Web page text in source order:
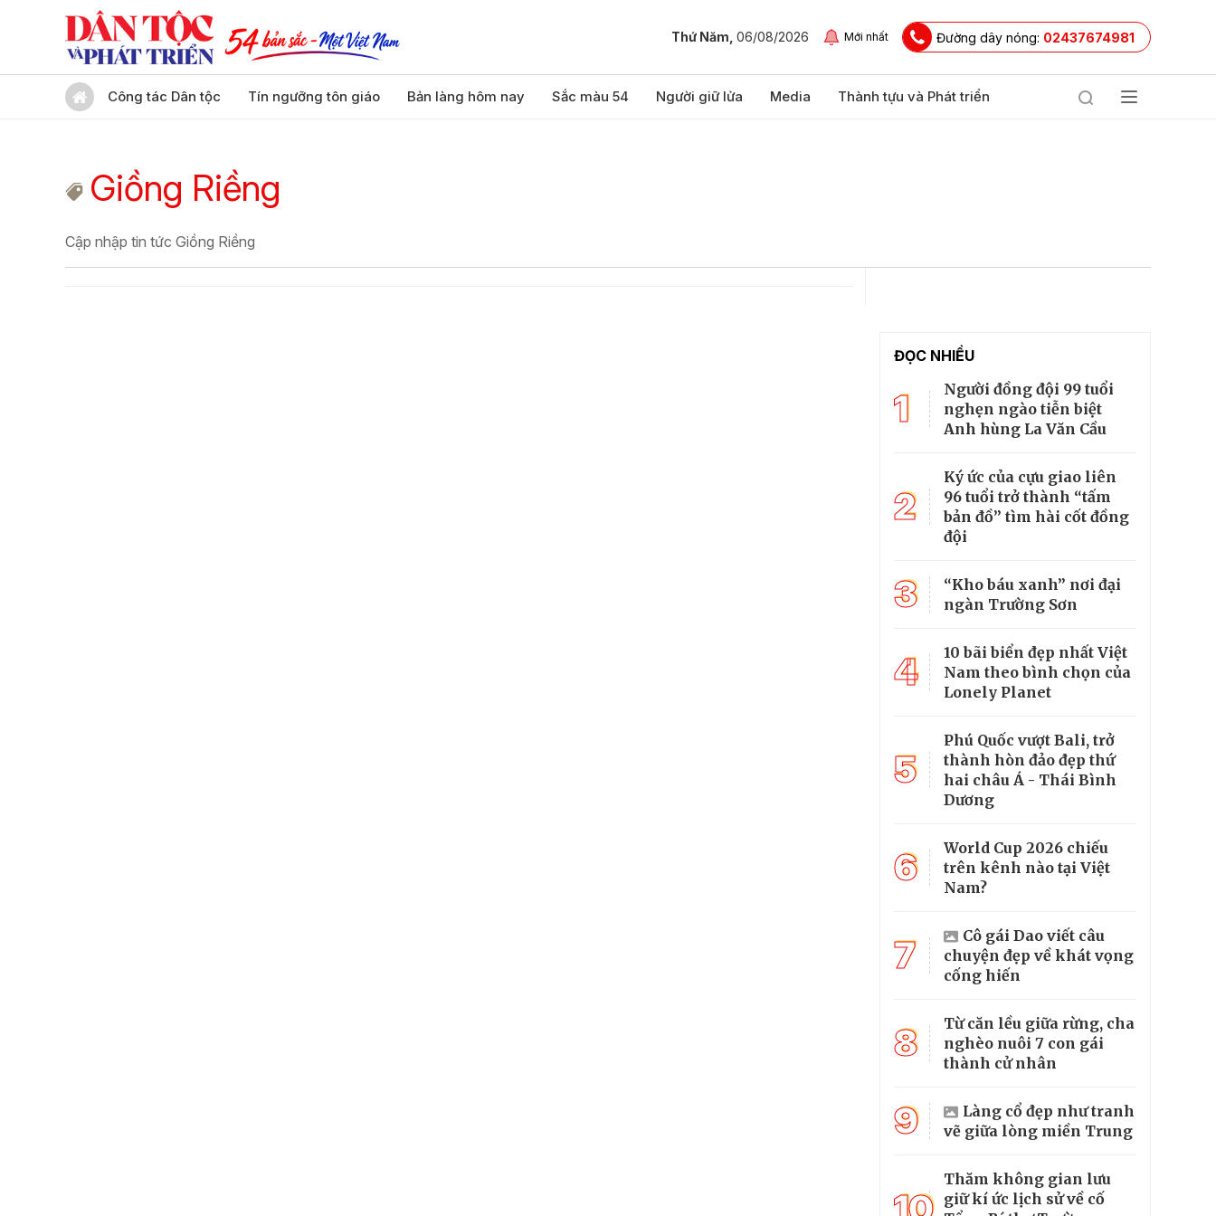
Thứ Năm, 06/08/2026 Mới nhất Đường dây nóng: 02437674981
Công tác Dân tộc Tín ngưỡng tôn giáo Bản làng hôm nay Sắc màu 54 Người giữ lửa Media Thành tựu và Phát triển
Giồng Riềng
Cập nhập tin tức Giồng Riềng
ĐỌC NHIỀU
1
Người đồng đội 99 tuổi
nghẹn ngào tiễn biệt
Anh hùng La Văn Cầu
2
Ký ức của cựu giao liên
96 tuổi trở thành “tấm
bản đồ” tìm hài cốt đồng
đội
3
“Kho báu xanh” nơi đại
ngàn Trường Sơn
4
10 bãi biển đẹp nhất Việt
Nam theo bình chọn của
Lonely Planet
5
Phú Quốc vượt Bali, trở
thành hòn đảo đẹp thứ
hai châu Á - Thái Bình
Dương
6
World Cup 2026 chiếu
trên kênh nào tại Việt
Nam?
7
Cô gái Dao viết câu
chuyện đẹp về khát vọng
cống hiến
8
Từ căn lều giữa rừng, cha
nghèo nuôi 7 con gái
thành cử nhân
9
Làng cổ đẹp như tranh
vẽ giữa lòng miền Trung
Thăm không gian lưu
giữ kí ức lịch sử về cố